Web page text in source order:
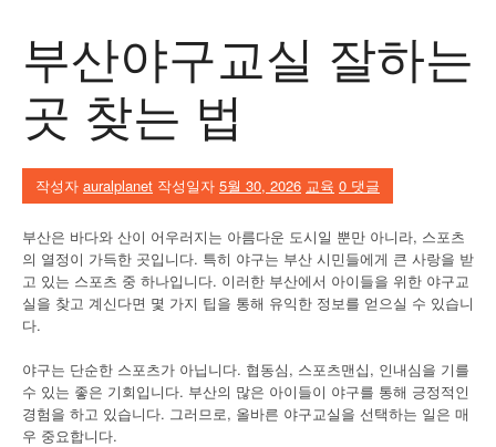
부산야구교실 잘하는
곳 찾는 법
작성자 auralplanet 작성일자 5월 30, 2026 교육 0 댓글
부산은 바다와 산이 어우러지는 아름다운 도시일 뿐만 아니라, 스포츠
의 열정이 가득한 곳입니다. 특히 야구는 부산 시민들에게 큰 사랑을 받
고 있는 스포츠 중 하나입니다. 이러한 부산에서 아이들을 위한 야구교
실을 찾고 계신다면 몇 가지 팁을 통해 유익한 정보를 얻으실 수 있습니
다.
야구는 단순한 스포츠가 아닙니다. 협동심, 스포츠맨십, 인내심을 기를
수 있는 좋은 기회입니다. 부산의 많은 아이들이 야구를 통해 긍정적인
경험을 하고 있습니다. 그러므로, 올바른 야구교실을 선택하는 일은 매
우 중요합니다.